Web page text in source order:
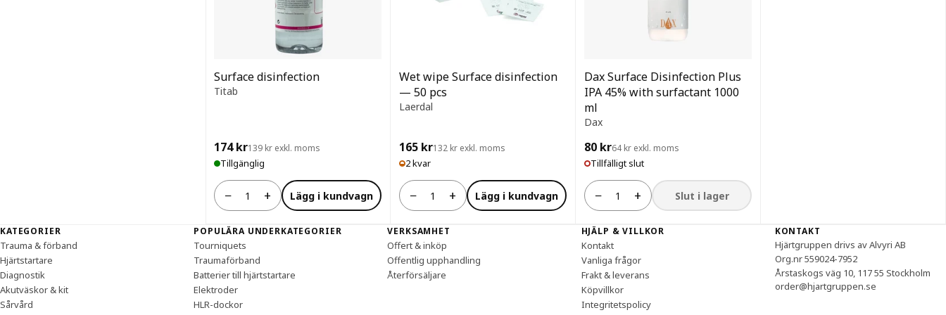
Surface disinfection
Titab
174 kr139 kr exkl. moms
Tillgänglig
−
Antal + Lägg i kundvagn
Wet wipe Surface disinfection
— 50 pcs
Laerdal
165 kr132 kr exkl. moms
2 kvar
−
Antal + Lägg i kundvagn
Dax Surface Disinfection Plus
IPA 45% with surfactant 1000
ml
Dax
80 kr64 kr exkl. moms
Tillfälligt slut
−
Antal + Slut i lager
Sidfot
KATEGORIER
Trauma & förband
Hjärtstartare
Diagnostik
Akutväskor & kit
Sårvård
POPULÄRA UNDERKATEGORIER
Tourniquets
Traumaförband
Batterier till hjärtstartare
Elektroder
HLR-dockor
VERKSAMHET
Offert & inköp
Offentlig upphandling
Återförsäljare
HJÄLP & VILLKOR
Kontakt
Vanliga frågor
Frakt & leverans
Köpvillkor
Integritetspolicy
KONTAKT
Hjärtgruppen drivs av Alvyri AB
Org.nr 559024-7952
Årstaskogs väg 10, 117 55 Stockholm
order@hjartgruppen.se